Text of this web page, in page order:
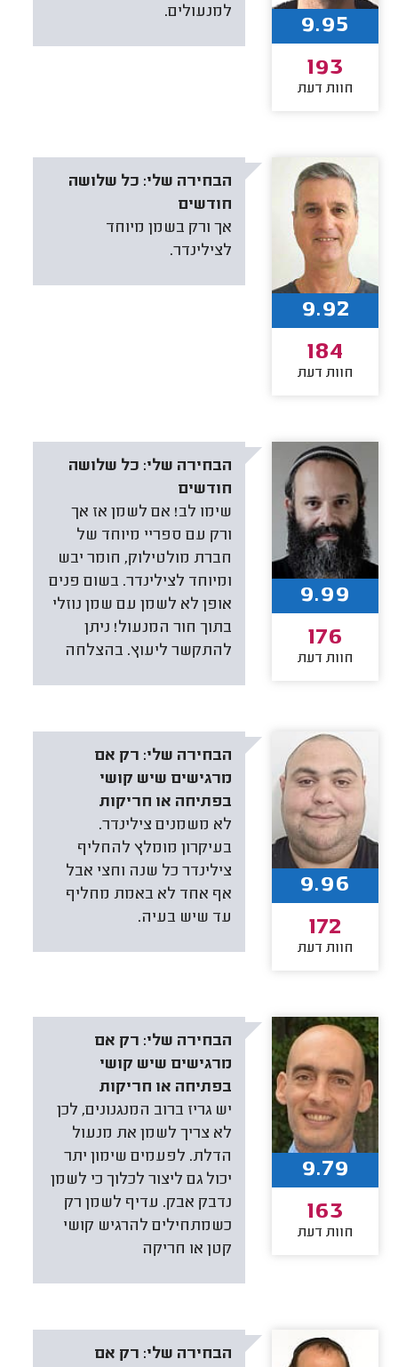
למנעולים.
9.95
193
חוות דעת
הבחירה שלי: כל שלושה
חודשים
אך ורק בשמן מיוחד
לצילינדר.
9.92
184
חוות דעת
הבחירה שלי: כל שלושה
חודשים
שימו לב! אם לשמן אז אך
ורק עם ספריי מיוחד של
חברת מולטילוק, חומר יבש
ומיוחד לצילינדר. בשום פנים
אופן לא לשמן עם שמן נוזלי
בתוך חור המנעול! ניתן
להתקשר ליעוץ. בהצלחה
9.99
176
חוות דעת
הבחירה שלי: רק אם
מרגישים שיש קושי
בפתיחה או חריקות
לא משמנים צילינדר.
בעיקרון מומלץ להחליף
צילינדר כל שנה וחצי אבל
אף אחד לא באמת מחליף
עד שיש בעיה.
9.96
172
חוות דעת
הבחירה שלי: רק אם
מרגישים שיש קושי
בפתיחה או חריקות
יש גריז ברוב המנגנונים, לכן
לא צריך לשמן את מנעול
הדלת. לפעמים שימון יתר
יכול גם ליצור לכלוך כי לשמן
נדבק אבק. עדיף לשמן רק
כשמתחילים להרגיש קושי
קטן או חריקה
9.79
163
חוות דעת
הבחירה שלי: רק אם